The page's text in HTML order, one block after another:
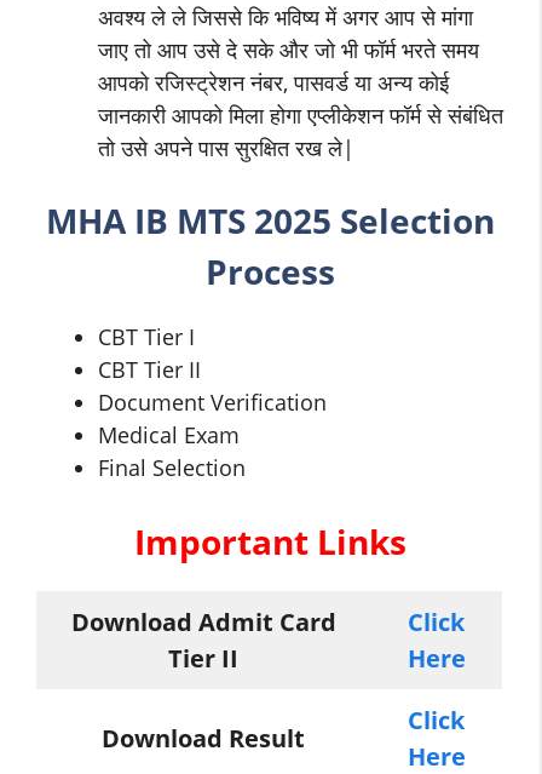
अवश्य ले ले जिससे कि भविष्य में अगर आप से मांगा
जाए तो आप उसे दे सके और जो भी फॉर्म भरते समय
आपको रजिस्ट्रेशन नंबर, पासवर्ड या अन्य कोई
जानकारी आपको मिला होगा एप्लीकेशन फॉर्म से संबंधित
तो उसे अपने पास सुरक्षित रख ले|
MHA IB MTS 2025 Selection
Process
CBT Tier I
CBT Tier II
Document Verification
Medical Exam
Final Selection
Important Links
Download Admit Card
Tier II
Click
Here
Download Result
Click
Here